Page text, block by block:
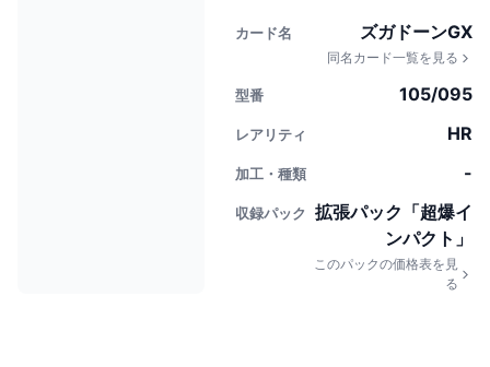
カード名 ズガドーンGX
同名カード一覧を見る
型番 105/095
レアリティ HR
加工・種類 -
収録パック
拡張パック「超爆イ
ンパクト」
このパックの価格表を見
る